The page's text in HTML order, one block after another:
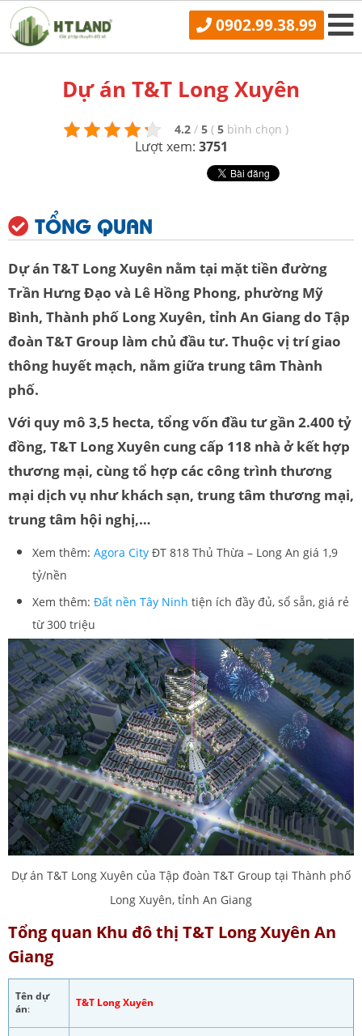
0902.99.38.99
Dự án T&T Long Xuyên
4.2 / 5 ( 5 bình chọn )
Lượt xem: 3751
TỔNG QUAN
Dự án T&T Long Xuyên nằm tại mặt tiền đường
Trần Hưng Đạo và Lê Hồng Phong, phường Mỹ
Bình, Thành phố Long Xuyên, tỉnh An Giang do Tập
đoàn T&T Group làm chủ đầu tư. Thuộc vị trí giao
thông huyết mạch, nằm giữa trung tâm Thành
phố.
Với quy mô 3,5 hecta, tổng vốn đầu tư gần 2.400 tỷ
đồng, T&T Long Xuyên cung cấp 118 nhà ở kết hợp
thương mại, cùng tổ hợp các công trình thương
mại dịch vụ như khách sạn, trung tâm thương mại,
trung tâm hội nghị,…
Xem thêm: Agora City ĐT 818 Thủ Thừa – Long An giá 1,9
tỷ/nền
Xem thêm: Đất nền Tây Ninh tiện ích đầy đủ, sổ sẵn, giá rẻ
từ 300 triệu
Dự án T&T Long Xuyên của Tập đoàn T&T Group tại Thành phố
Long Xuyên, tỉnh An Giang
Tổng quan Khu đô thị T&T Long Xuyên An
Giang
Tên dự
án: T&T Long Xuyên